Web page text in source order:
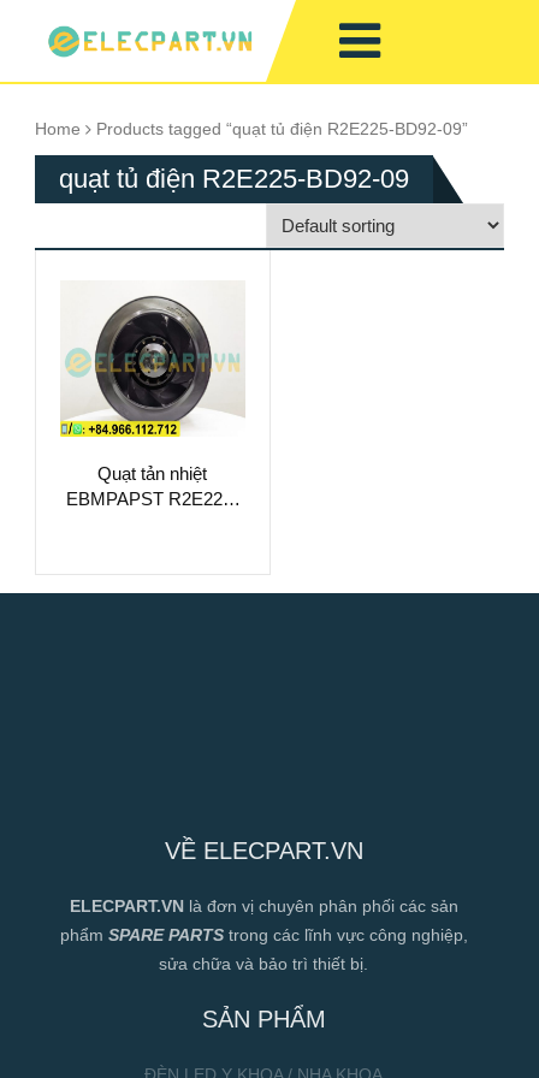
Home Products tagged “quạt tủ điện R2E225-BD92-09”
quạt tủ điện R2E225-BD92-09
Quạt tản nhiệt
EBMPAPST R2E225-
VỀ ELECPART.VN
ELECPART.VN là đơn vị chuyên phân phối các sản
phẩm SPARE PARTStrong các lĩnh vực công nghiệp,
sửa chữa và bảo trì thiết bị.
SẢN PHẨM
ĐÈN LED Y KHOA / NHA KHOA